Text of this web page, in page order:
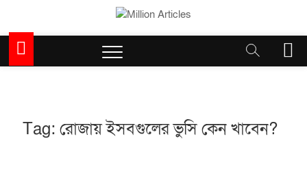
contentMillion Articles
M
e
Tag:রোজায় ইসবগুলের ভুসি কেন খাবেন?